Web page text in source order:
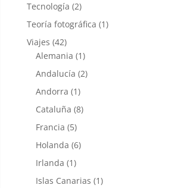
Tecnología (2)
Teoría fotográfica (1)
Viajes (42)
Alemania (1)
Andalucía (2)
Andorra (1)
Cataluña (8)
Francia (5)
Holanda (6)
Irlanda (1)
Islas Canarias (1)